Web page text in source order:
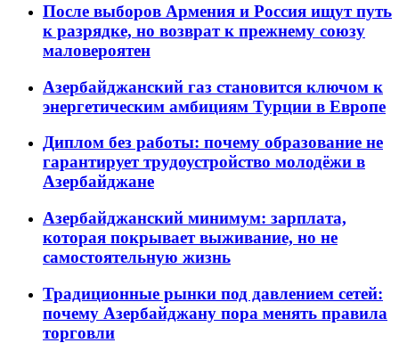
После выборов Армения и Россия ищут путь
к разрядке, но возврат к прежнему союзу
маловероятен
Азербайджанский газ становится ключом к
энергетическим амбициям Турции в Европе
Диплом без работы: почему образование не
гарантирует трудоустройство молодёжи в
Азербайджане
Азербайджанский минимум: зарплата,
которая покрывает выживание, но не
самостоятельную жизнь
Традиционные рынки под давлением сетей:
почему Азербайджану пора менять правила
торговли